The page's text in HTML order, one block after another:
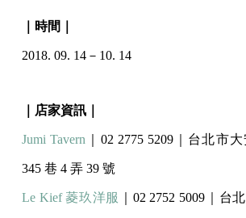
｜時間｜
2018. 09. 14－10. 14
｜店家資訊｜
Jumi Tavern ｜02 2775 5209｜台北市
345 巷 4 弄 39 號
Le Kief 菱玖洋服 ｜02 2752 5009｜台